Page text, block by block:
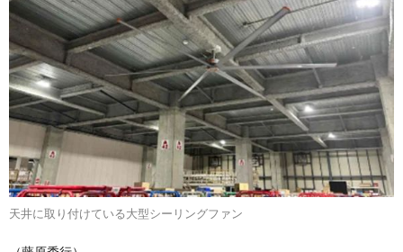
天井に取り付けている大型シーリングファン